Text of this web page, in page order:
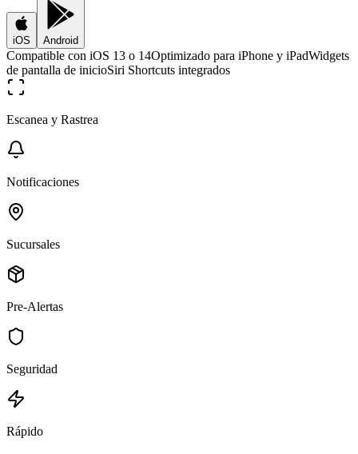
iOS Android
Compatible con iOS 13 o 14Optimizado para iPhone y iPadWidgets
de pantalla de inicioSiri Shortcuts integrados
Escanea y Rastrea
Notificaciones
Sucursales
Pre-Alertas
Seguridad
Rápido